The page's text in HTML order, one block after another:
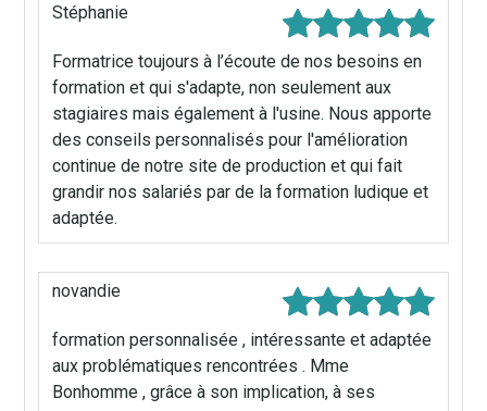
Stéphanie
Formatrice toujours à l’écoute de nos besoins en
formation et qui s'adapte, non seulement aux
stagiaires mais également à l'usine. Nous apporte
des conseils personnalisés pour l'amélioration
continue de notre site de production et qui fait
grandir nos salariés par de la formation ludique et
adaptée.
novandie
formation personnalisée , intéressante et adaptée
aux problématiques rencontrées . Mme
Bonhomme , grâce à son implication, à ses